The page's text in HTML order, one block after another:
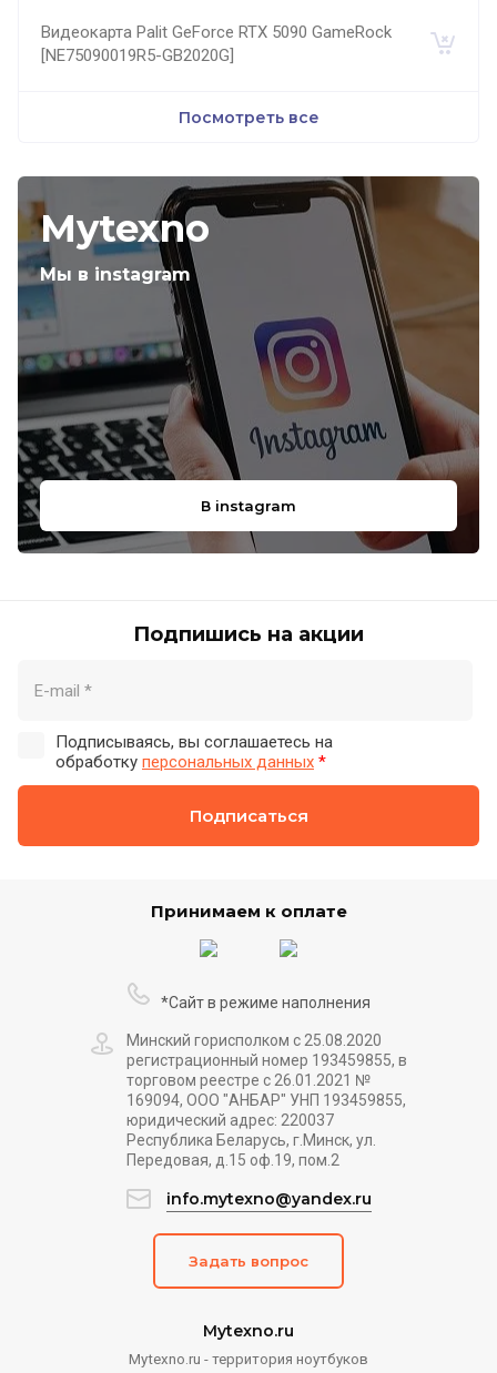
Видеокарта Palit GeForce RTX 5090 GameRock
[NE75090019R5-GB2020G]
Посмотреть все
Mytexno
Мы в instagram
В instagram
Подпишись на акции
Подписываясь, вы соглашаетесь на
обработку персональных данных *
Подписаться
Принимаем к оплате
Mytexno.ru
Mytexno.ru - территория ноутбуков
*Сайт в режиме наполнения
Минский горисполком с 25.08.2020
регистрационный номер 193459855, в
торговом реестре с 26.01.2021 №
169094, ООО "АНБАР" УНП 193459855,
юридический адрес: 220037
Республика Беларусь, г.Минск, ул.
Передовая, д.15 оф.19, пом.2
info.mytexno@yandex.ru
Задать вопрос